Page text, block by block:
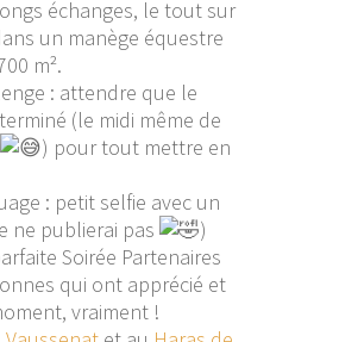
échanges, le tout sur
un manège équestre
m².
: attendre que le
(le midi même de
) pour tout mettre en
: petit selfie avec un
ne publierai pas
)
Soirée Partenaires
qui ont apprécié et
vraiment !